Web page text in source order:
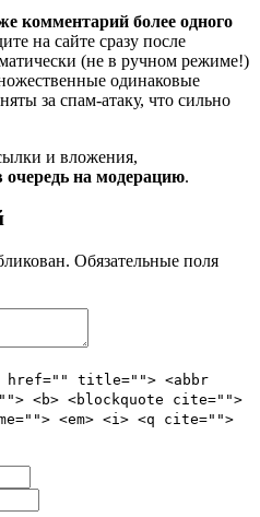
комментарий более одного
на сайте сразу после
(не в ручном режиме!)
одинаковые
за спам-атаку, что сильно
и вложения,
очередь на модерацию.
Обязательные поля
href="" title=""> <abbr
<b> <blockquote cite="">
<em> <i> <q cite="">